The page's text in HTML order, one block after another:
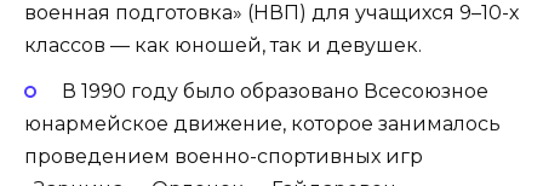
военная подготовка» (НВП) для учащихся 9–10-х
классов — как юношей, так и девушек.
В 1990 году было образовано Всесоюзное
юнармейское движение, которое занималось
проведением военно-спортивных игр